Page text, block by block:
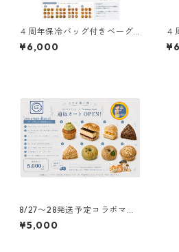
４周年保冷バッグ付きベーグ
ル4個セット(カーキ)
¥6,000
４
ル
8/27〜28発送予定コラボマフ
ィンベーグルセット
¥5,000